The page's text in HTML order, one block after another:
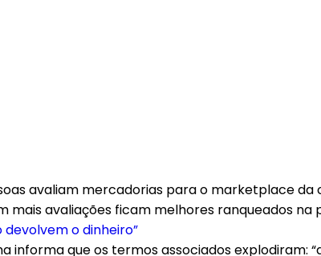
avaliam mercadorias para o marketplace da
mais avaliações ficam melhores ranqueados na
o dinheiro”
informa que os termos associados explodiram: